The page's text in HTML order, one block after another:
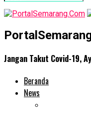
Jangan Takut Covid-19,
Beranda
News